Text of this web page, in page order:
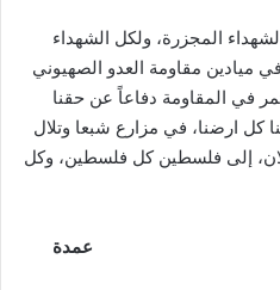
المجزرة، ولكل الشهداء
ميادين مقاومة العدو الصهيوني
في المقاومة دفاعاً عن حقنا
كل ارضنا، في مزارع شبعا وتلال
إلى فلسطين كل فلسطين، وكل
عمدة